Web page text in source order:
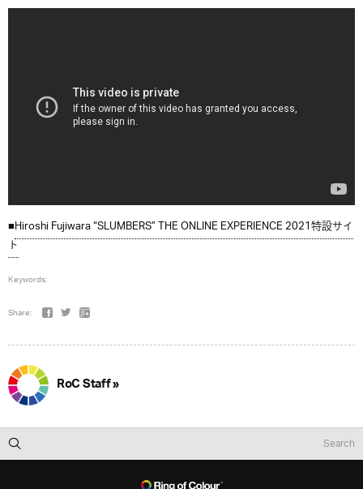
■Hiroshi Fujiwara “SLUMBERS” THE ONLINE EXPERIENCE 2021特設サイ
ト
Keywords:
Share:
RoC Staff »